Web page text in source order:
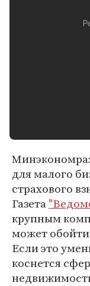
для малого
страхового
Газета
крупным
может
Если это
коснется